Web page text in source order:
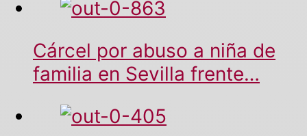
Cárcel por abuso a niña de
familia en Sevilla frente…